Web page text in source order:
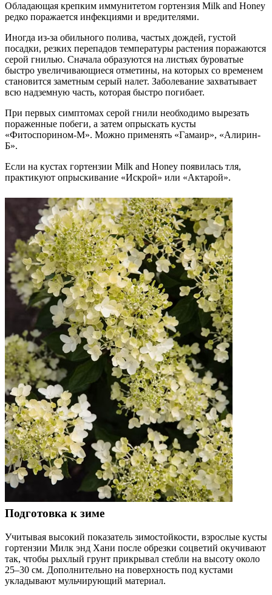
Обладающая крепким иммунитетом гортензия Milk and Honey
редко поражается инфекциями и вредителями.
Иногда из-за обильного полива, частых дождей, густой
посадки, резких перепадов температуры растения поражаются
серой гнилью. Сначала образуются на листьях буроватые
быстро увеличивающиеся отметины, на которых со временем
становится заметным серый налет. Заболевание захватывает
всю надземную часть, которая быстро погибает.
При первых симптомах серой гнили необходимо вырезать
пораженные побеги, а затем опрыскать кусты
«Фитоспорином-М». Можно применять «Гамаир», «Алирин-
Б».
Если на кустах гортензии Milk and Honey появилась тля,
практикуют опрыскивание «Искрой» или «Актарой».
Подготовка к зиме
Учитывая высокий показатель зимостойкости, взрослые кусты
гортензии Милк энд Хани после обрезки соцветий окучивают
так, чтобы рыхлый грунт прикрывал стебли на высоту около
25–30 см. Дополнительно на поверхность под кустами
укладывают мульчирующий материал.